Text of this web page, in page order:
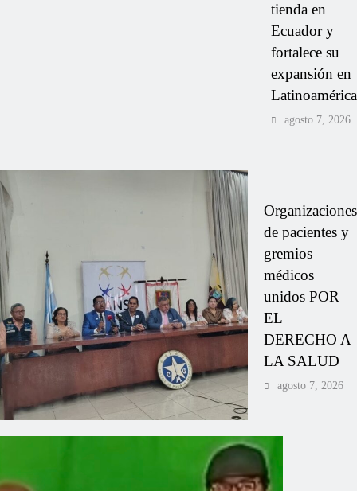
tienda en
Ecuador y
fortalece su
expansión en
Latinoamérica
agosto 7, 2026
Organizaciones
de pacientes y
gremios
médicos
unidos POR
EL
DERECHO A
LA SALUD
agosto 7, 2026